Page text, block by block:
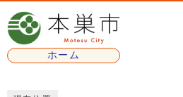
ページの先頭です
ホーム